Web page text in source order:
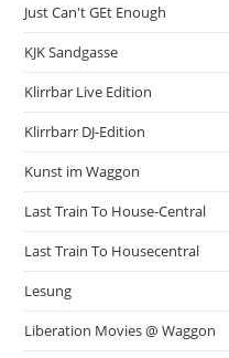
Just Can't GEt Enough
KJK Sandgasse
Klirrbar Live Edition
Klirrbarr DJ-Edition
Kunst im Waggon
Last Train To House-Central
Last Train To Housecentral
Lesung
Liberation Movies @ Waggon